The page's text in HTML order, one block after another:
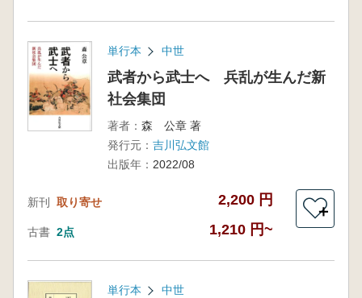
単行本 中世
武者から武士へ 兵乱が生んだ新
社会集団
著者： 森 公章 著
発行元： 吉川弘文館
出版年： 2022/08
新刊 取り寄せ 2,200 円
古書 2点 1,210 円~
＋
単行本 中世